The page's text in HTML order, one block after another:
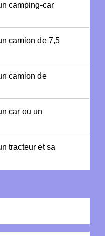
camping-car
camion de 7,5
camion de
car ou un
tracteur et sa